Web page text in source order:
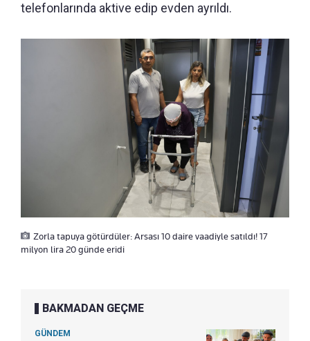
telefonlarında aktive edip evden ayrıldı.
Zorla tapuya götürdüler: Arsası 10 daire vaadiyle satıldı! 17
milyon lira 20 günde eridi
BAKMADAN GEÇME
GÜNDEM